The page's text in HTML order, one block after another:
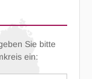
Sie bitte
ein: